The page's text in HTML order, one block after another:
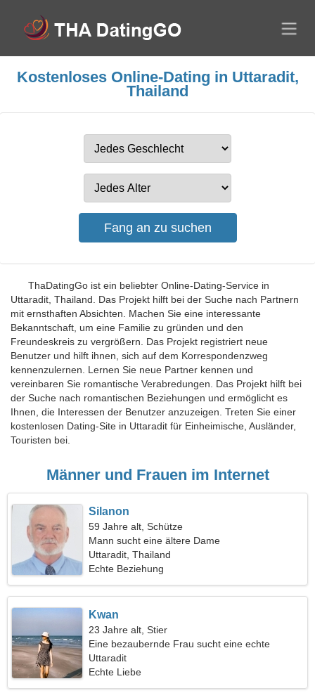
Kostenloses Online-Dating in Uttaradit,
Thailand
ThaDatingGo ist ein beliebter Online-Dating-Service in
Uttaradit, Thailand. Das Projekt hilft bei der Suche nach Partnern
mit ernsthaften Absichten. Machen Sie eine interessante
Bekanntschaft, um eine Familie zu gründen und den
Freundeskreis zu vergrößern. Das Projekt registriert neue
Benutzer und hilft ihnen, sich auf dem Korrespondenzweg
kennenzulernen. Lernen Sie neue Partner kennen und
vereinbaren Sie romantische Verabredungen. Das Projekt hilft bei
der Suche nach romantischen Beziehungen und ermöglicht es
Ihnen, die Interessen der Benutzer anzuzeigen. Treten Sie einer
kostenlosen Dating-Site in Uttaradit für Einheimische, Ausländer,
Touristen bei.
Männer und Frauen im Internet
Silanon
59 Jahre alt, Schütze
Mann sucht eine ältere Dame
Uttaradit, Thailand
Echte Beziehung
Kwan
23 Jahre alt, Stier
Eine bezaubernde Frau sucht eine echte
Beziehung
Uttaradit
Echte Liebe